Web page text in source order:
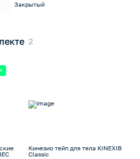
Закрытый
Кинезио тейп для тела KINEXIB
Classic